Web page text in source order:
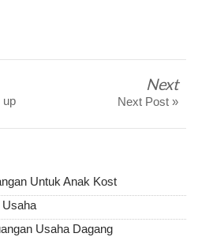
up
Next
Next Post »
Untuk Anak Kost
Usaha Dagang